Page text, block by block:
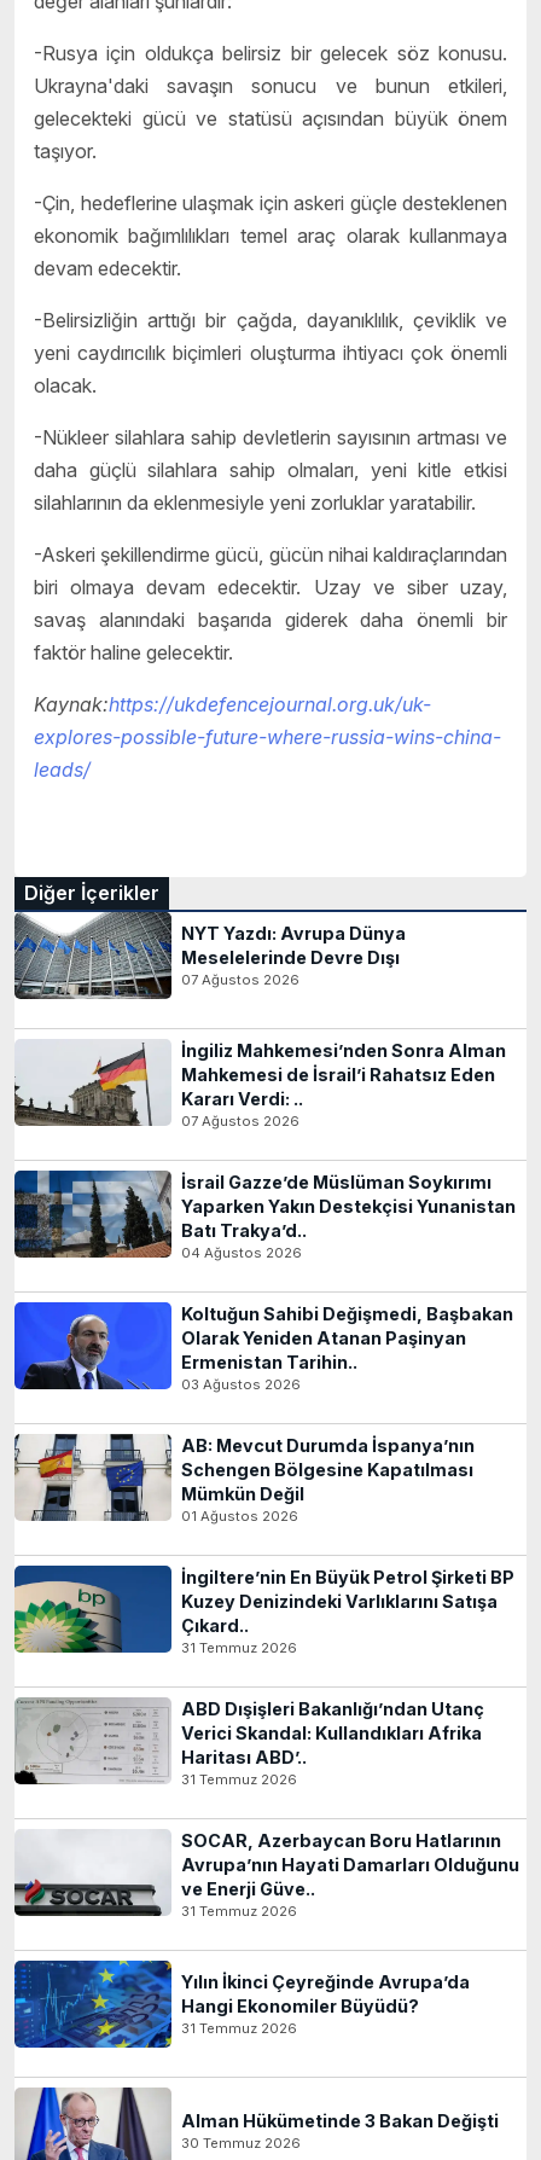
-Rusya için oldukça belirsiz bir gelecek söz konusu.
Ukrayna'daki savaşın sonucu ve bunun etkileri,
gelecekteki gücü ve statüsü açısından büyük önem
taşıyor.
-Çin, hedeflerine ulaşmak için askeri güçle desteklenen
ekonomik bağımlılıkları temel araç olarak kullanmaya
devam edecektir.
-Belirsizliğin arttığı bir çağda, dayanıklılık, çeviklik ve
yeni caydırıcılık biçimleri oluşturma ihtiyacı çok önemli
olacak.
-Nükleer silahlara sahip devletlerin sayısının artması ve
daha güçlü silahlara sahip olmaları, yeni kitle etkisi
silahlarının da eklenmesiyle yeni zorluklar yaratabilir.
-Askeri şekillendirme gücü, gücün nihai kaldıraçlarından
biri olmaya devam edecektir. Uzay ve siber uzay,
savaş alanındaki başarıda giderek daha önemli bir
faktör haline gelecektir.
Kaynak:https://ukdefencejournal.org.uk/uk-
explores-possible-future-where-russia-wins-china-
leads/
Diğer İçerikler
NYT Yazdı: Avrupa Dünya
Meselelerinde Devre Dışı
07 Ağustos 2026
İngiliz Mahkemesi’nden Sonra Alman
Mahkemesi de İsrail’i Rahatsız Eden
Kararı Verdi: ..
07 Ağustos 2026
İsrail Gazze’de Müslüman Soykırımı
Yaparken Yakın Destekçisi Yunanistan
Batı Trakya’d..
04 Ağustos 2026
Koltuğun Sahibi Değişmedi, Başbakan
Olarak Yeniden Atanan Paşinyan
Ermenistan Tarihin..
03 Ağustos 2026
AB: Mevcut Durumda İspanya’nın
Schengen Bölgesine Kapatılması
Mümkün Değil
01 Ağustos 2026
İngiltere’nin En Büyük Petrol Şirketi BP
Kuzey Denizindeki Varlıklarını Satışa
Çıkard..
31 Temmuz 2026
ABD Dışişleri Bakanlığı’ndan Utanç
Verici Skandal: Kullandıkları Afrika
Haritası ABD’..
31 Temmuz 2026
SOCAR, Azerbaycan Boru Hatlarının
Avrupa’nın Hayati Damarları Olduğunu
ve Enerji Güve..
31 Temmuz 2026
Yılın İkinci Çeyreğinde Avrupa’da
Hangi Ekonomiler Büyüdü?
31 Temmuz 2026
Alman Hükümetinde 3 Bakan Değişti
30 Temmuz 2026